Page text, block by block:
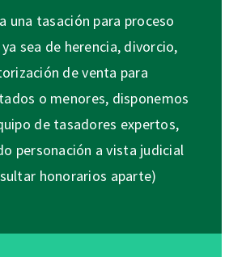
una tasación para proceso
sea de herencia, divorcio,
de venta para
o menores, disponemos
de tasadores expertos,
personación a vista judicial
honorarios aparte)